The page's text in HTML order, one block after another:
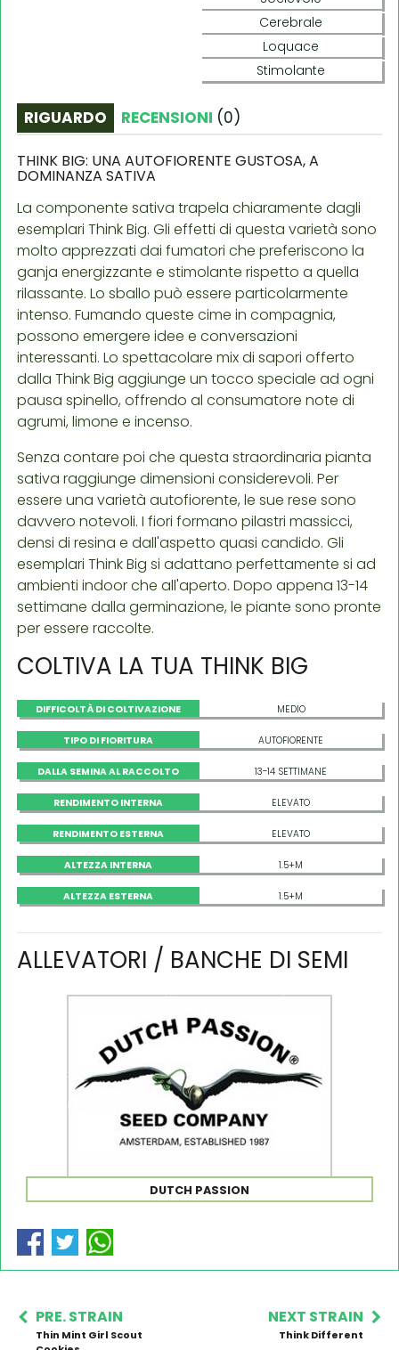
Cerebrale
Loquace
Stimolante
RIGUARDO RECENSIONI (0)
THINK BIG: UNA AUTOFIORENTE GUSTOSA, A
DOMINANZA SATIVA
La componente sativa trapela chiaramente dagli
esemplari Think Big. Gli effetti di questa varietà sono
molto apprezzati dai fumatori che preferiscono la
ganja energizzante e stimolante rispetto a quella
rilassante. Lo sballo può essere particolarmente
intenso. Fumando queste cime in compagnia,
possono emergere idee e conversazioni
interessanti. Lo spettacolare mix di sapori offerto
dalla Think Big aggiunge un tocco speciale ad ogni
pausa spinello, offrendo al consumatore note di
agrumi, limone e incenso.
Senza contare poi che questa straordinaria pianta
sativa raggiunge dimensioni considerevoli. Per
essere una varietà autofiorente, le sue rese sono
davvero notevoli. I fiori formano pilastri massicci,
densi di resina e dall'aspetto quasi candido. Gli
esemplari Think Big si adattano perfettamente si ad
ambienti indoor che all'aperto. Dopo appena 13-14
settimane dalla germinazione, le piante sono pronte
per essere raccolte.
COLTIVA LA TUA THINK BIG
DIFFICOLTÀ DI COLTIVAZIONE MEDIO
TIPO DI FIORITURA AUTOFIORENTE
DALLA SEMINA AL RACCOLTO 13-14 SETTIMANE
RENDIMENTO INTERNA ELEVATO
RENDIMENTO ESTERNA ELEVATO
ALTEZZA INTERNA 1.5+M
ALTEZZA ESTERNA 1.5+M
ALLEVATORI / BANCHE DI SEMI
DUTCH PASSION
PRE. STRAIN
Thin Mint Girl Scout
NEXT STRAIN
Think Different